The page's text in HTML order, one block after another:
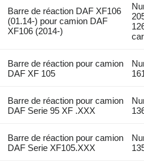
Barre de réaction DAF XF106
(01.14-) pour camion DAF
XF106 (2014-)
Barre de réaction pour camion
DAF XF 105
Barre de réaction pour camion
DAF Serie 95 XF .XXX
Barre de réaction pour camion
DAF Serie XF105.XXX